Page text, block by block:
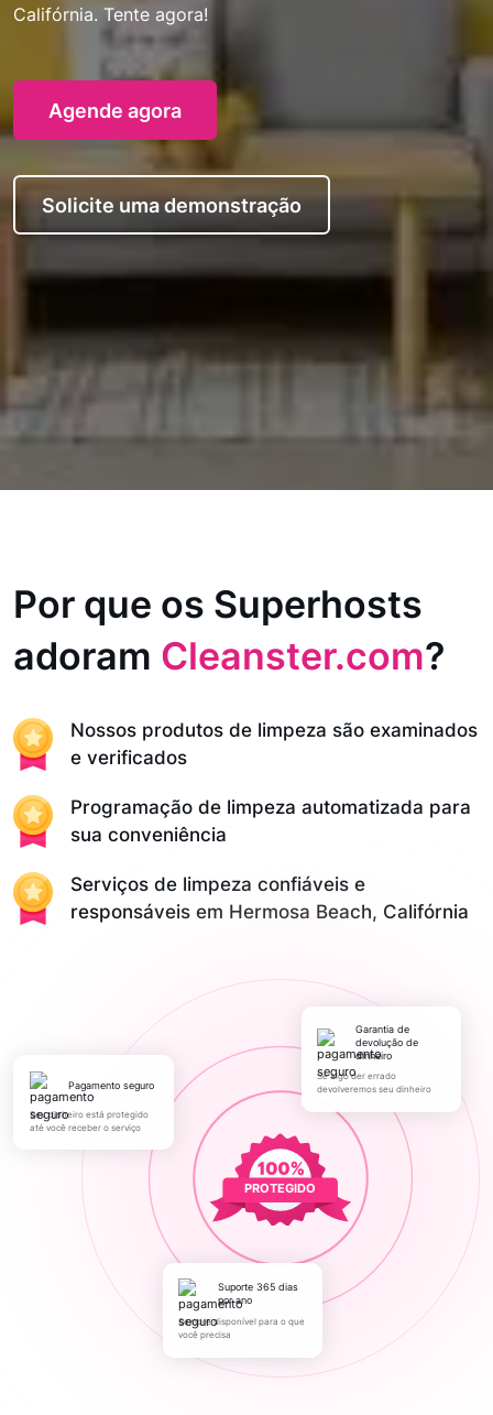
Califórnia. Tente agora!
Agende agora
Solicite uma demonstração
Por que os Superhosts
adoram Cleanster.com?
Nossos produtos de limpeza são examinados
e verificados
Programação de limpeza automatizada para
sua conveniência
Serviços de limpeza confiáveis e
responsáveis em Hermosa Beach, Califórnia
PROTEGIDO
pagamento seguro
Seu dinheiro está protegido
até você receber o serviço
Garantia de
devolução de
dinheiro
Se algo der errado
devolveremos seu dinheiro
Suporte 365 dias
por ano
Sempre disponível para o que
você precisa